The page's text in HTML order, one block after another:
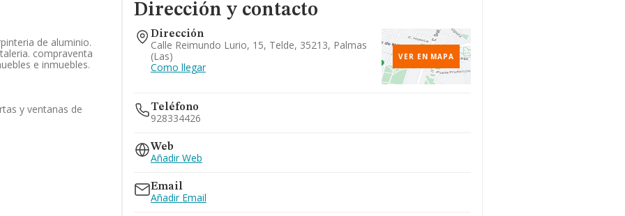
de aluminio.
compraventa
e inmuebles.
y ventanas de
Dirección y contacto
Dirección
Calle Reimundo Lurio, 15, Telde, 35213, Palmas
(las)
Como llegar
VER EN MAPA
Teléfono
928334426
Web
Añadir Web
Email
Añadir Email